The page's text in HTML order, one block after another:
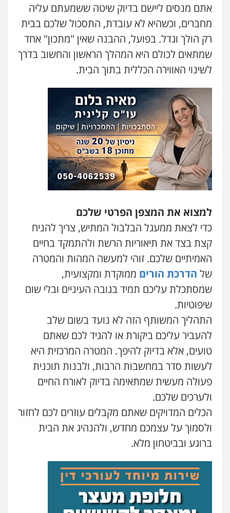
אתם מנסים ליישם בדיוק שיטה ששמעתם עליה
מחברים, וכשהיא לא עובדת, התסכול שלכם בבית
רק הולך וגדל. בפועל, ההבנה שאין "מתכון" אחד
שמתאים לכולם היא המהלך הראשון והחשוב בדרך
לשינוי האווירה הכללית בתוך הבית.
למצוא את המצפן הפרטי שלכם
כדי לצאת ממעגל הבלבול המתיש, צריך להניח
קצת בצד את תיאוריות הרשת ולהתמקד בחיים
האמיתיים שלכם. זוהי למעשה המהות והמטרה
של הדרכת הורים ממוקדת ומקצועית,
שמסתכלת עליכם תמיד בגובה העיניים ובלי שום
שיפוטיות.
התהליך המשותף הזה לא נועד בשום שלב
להעביר עליכם ביקורת או להגיד לכם שאתם
טועים, אלא בדיוק להיפך. המטרה המרכזית היא
לעשות סדר במחשבות הרבות, ולבנות תוכנית
פעולה מעשית שמתאימה בדיוק לאורח החיים
ולערכים שלכם.
הכלים המדויקים שאתם מקבלים עוזרים לכם לחזור
ולסמוך על עצמכם מחדש, ולהנהיג את הבית
ברוגע ובביטחון מלא.